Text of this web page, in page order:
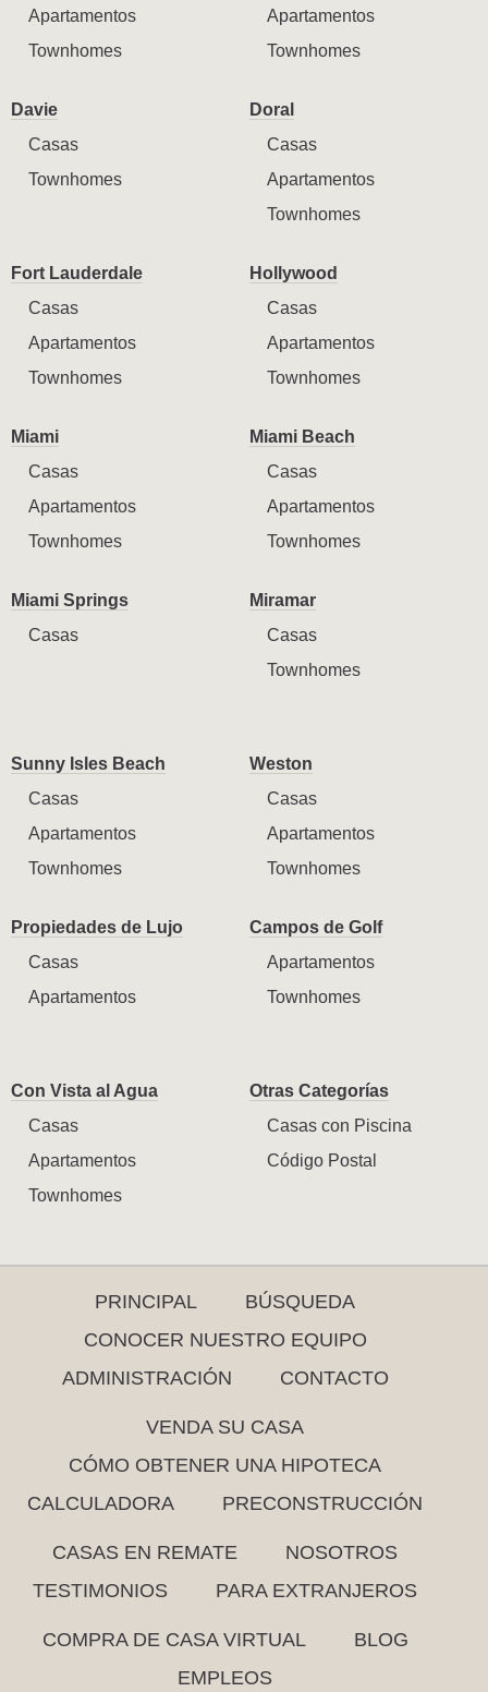
Apartamentos
Townhomes
Apartamentos
Townhomes
Davie
Casas
Townhomes
Doral
Casas
Apartamentos
Townhomes
Fort Lauderdale
Casas
Apartamentos
Townhomes
Hollywood
Casas
Apartamentos
Townhomes
Miami
Casas
Apartamentos
Townhomes
Miami Beach
Casas
Apartamentos
Townhomes
Miami Springs
Casas
Miramar
Casas
Townhomes
Sunny Isles Beach
Casas
Apartamentos
Townhomes
Weston
Casas
Apartamentos
Townhomes
Propiedades de Lujo
Casas
Apartamentos
Campos de Golf
Apartamentos
Townhomes
Con Vista al Agua
Casas
Apartamentos
Townhomes
Otras Categorías
Casas con Piscina
Código Postal
PRINCIPAL
BÚSQUEDA
CONOCER NUESTRO EQUIPO
ADMINISTRACIÓN
CONTACTO
VENDA SU CASA
CÓMO OBTENER UNA HIPOTECA
CALCULADORA
PRECONSTRUCCIÓN
CASAS EN REMATE
NOSOTROS
TESTIMONIOS
PARA EXTRANJEROS
COMPRA DE CASA VIRTUAL
BLOG
EMPLEOS